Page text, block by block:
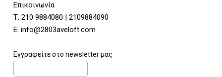
Επικοινωνία
Τ: 210 9884080 | 2109884090
E: info@2803aveloft.com
Εγγραφείτε στο newsletter μας